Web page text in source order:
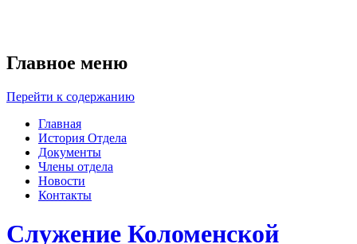
Главное меню
Перейти к содержанию
Главная
История Отдела
Документы
Члены отдела
Новости
Контакты
Служение Коломенской